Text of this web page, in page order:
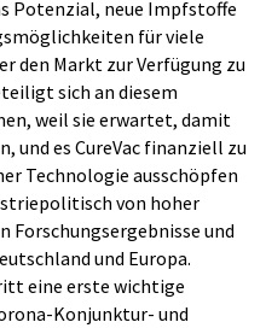
Potenzial, neue Impfstoffe
für viele
den Markt zur Verfügung zu
sich an diesem
weil sie erwartet, damit
und es CureVac finanziell zu
Technologie ausschöpfen
von hoher
Forschungsergebnisse und
und Europa.
eine erste wichtige
Konjunktur- und